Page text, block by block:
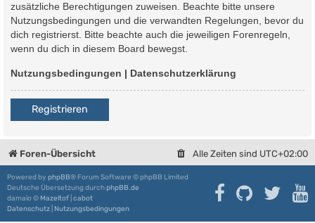
zusätzliche Berechtigungen zuweisen. Beachte bitte unsere
Nutzungsbedingungen und die verwandten Regelungen, bevor du
dich registrierst. Bitte beachte auch die jeweiligen Forenregeln,
wenn du dich in diesem Board bewegst.
Nutzungsbedingungen | Datenschutzerklärung
Registrieren
Foren-Übersicht Alle Zeiten sind UTC+02:00
Powered by phpBB® Forum Software © phpBB Limited
Deutsche Übersetzung durchphpBB.de
damaïo © Mazeltof cabot
Datenschutz Nutzungsbedingungen